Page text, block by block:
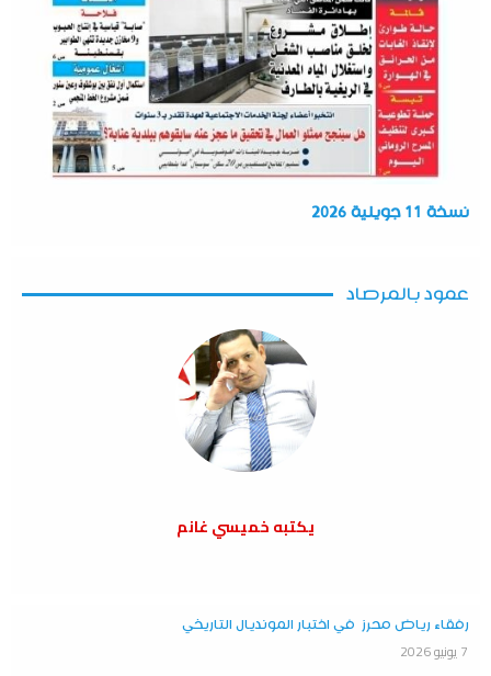
نسخة 11 جويلية 2026
عمود بالمرصاد
يكتبه خميسي غانم
رفقاء رياض محرز في اختبار المونديال التاريخي
7 يونيو 2026